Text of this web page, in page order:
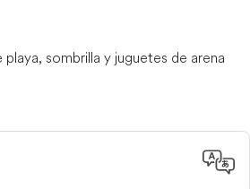
sombrilla y juguetes de arena
salir de la piscina interior/exterior.